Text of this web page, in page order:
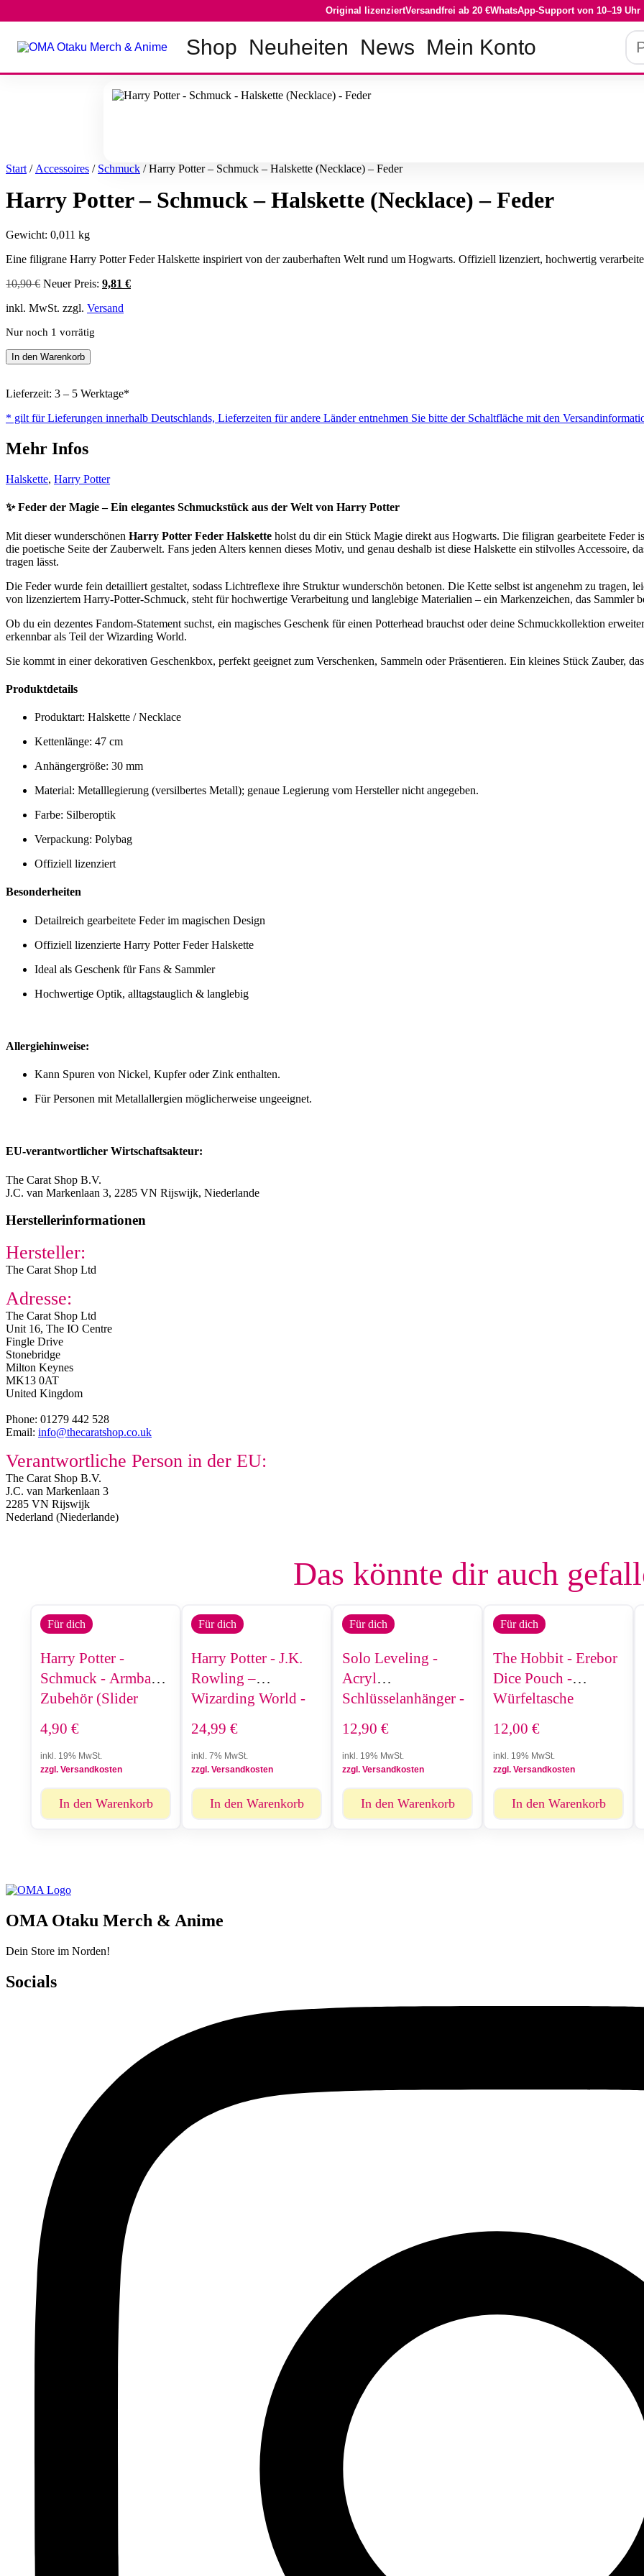
Inhalt
Original lizenziertVersandfrei ab 20 €WhatsApp-Support von 10–19 Uhr
Shop Neuheiten News Mein Konto
Start / Accessoires / Schmuck / Harry Potter – Schmuck – Halskette (Necklace) – Feder
Harry Potter – Schmuck – Halskette (Necklace) – Feder
Gewicht: 0,011 kg
Eine filigrane Harry Potter Feder Halskette inspiriert von der zauberhaften Welt rund um Hogwarts. Offiziell lizenziert, hochwertig
10,90€ Ursprünglicher
war:
Neuer Preis: 9,81 €Aktueller
inkl. MwSt. zzgl. Versand
Nur noch 1 vorrätig
Harry
Potter
Schmuck
Halskette
-
Feder
In den Warenkorb
Lieferzeit: 3 – 5 Werktage*
* gilt für Lieferungen innerhalb Deutschlands, Lieferzeiten für andere Länder entnehmen Sie bitte der Schaltfläche mit den
Mehr Infos
Halskette, Harry Potter
✨Feder der Magie – Ein elegantes Schmuckstück aus der Welt von Harry Potter
Mit dieser wunderschönen Harry Potter Feder Halskette holst du dir ein Stück Magie direkt aus Hogwarts. Die filigran gearbeitete Feder
die poetische Seite der Zauberwelt. Fans jeden Alters kennen dieses Motiv, und genau deshalb ist diese Halskette ein stilvolles Accessoire,
tragen lässt.
Die Feder wurde fein detailliert gestaltet, sodass Lichtreflexe ihre Struktur wunderschön betonen. Die Kette selbst ist angenehm zu tragen,
von lizenziertem Harry-Potter-Schmuck, steht für hochwertige Verarbeitung und langlebige Materialien – ein Markenzeichen, das Sammler
Ob du ein dezentes Fandom-Statement suchst, ein magisches Geschenk für einen Potterhead brauchst oder deine Schmuckkollektion
erkennbar als Teil der Wizarding World.
Sie kommt in einer dekorativen Geschenkbox, perfekt geeignet zum Verschenken, Sammeln oder Präsentieren. Ein kleines Stück Zauber,
Produktdetails
Produktart: Halskette / Necklace
Kettenlänge: 47 cm
Anhängergröße: 30 mm
Material: Metalllegierung (versilbertes Metall); genaue Legierung vom Hersteller nicht angegeben.
Farbe: Silberoptik
Verpackung: Polybag
Offiziell lizenziert
Besonderheiten
Detailreich gearbeitete Feder im magischen Design
Offiziell lizenzierte Harry Potter Feder Halskette
Ideal als Geschenk für Fans & Sammler
Hochwertige Optik, alltagstauglich & langlebig
Allergiehinweise:
Kann Spuren von Nickel, Kupfer oder Zink enthalten.
Für Personen mit Metallallergien möglicherweise ungeeignet.
EU-verantwortlicher Wirtschaftsakteur:
The Carat Shop B.V.
J.C. van Markenlaan 3, 2285 VN Rijswijk, Niederlande
Herstellerinformationen
Hersteller:
The Carat Shop Ltd
Adresse:
The Carat Shop Ltd
Unit 16, The IO Centre
Fingle Drive
Stonebridge
Milton Keynes
MK13 0AT
United Kingdom
Phone: 01279 442 528
Email: info@thecaratshop.co.uk
Verantwortliche Person in der EU:
The Carat Shop B.V.
J.C. van Markenlaan 3
2285 VN Rijswijk
Nederland (Niederlande)
Das könnte dir auch
Für dich
Harry Potter -
Schmuck - Armband
Zubehör (Slider
Bellatrix
4,90 €
inkl. 19% MwSt.
zzgl. Versandkosten
In den Warenkorb
Für dich
Harry Potter - J.K.
Rowling –
Wizarding World -
(Figuren und Orte)
24,99 €
inkl. 7% MwSt.
zzgl. Versandkosten
In den Warenkorb
Für dich
Solo Leveling -
Acryl
Schlüsselanhänger -
12,90 €
inkl. 19% MwSt.
zzgl. Versandkosten
In den Warenkorb
Für dich
The Hobbit - Erebor
Dice Pouch -
Würfeltasche
12,00 €
inkl. 19% MwSt.
zzgl. Versandkosten
In den Warenkorb
OMA Otaku Merch & Anime
Dein Store im Norden!
Socials